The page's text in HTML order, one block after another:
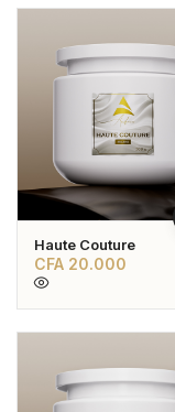
Haute Couture
CFA 20.000